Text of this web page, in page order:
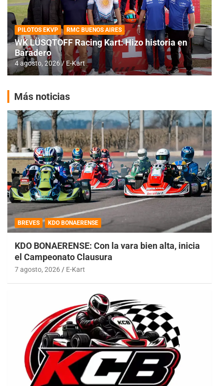
PILOTOS EKVP RMC BUENOS AIRES
WK LÜSQTOFF Racing Kart: Hizo historia en
Baradero
4 agosto, 2026 E-Kart
Más noticias
BREVES KDO BONAERENSE
KDO BONAERENSE: Con la vara bien alta, inicia
el Campeonato Clausura
7 agosto, 2026 E-Kart